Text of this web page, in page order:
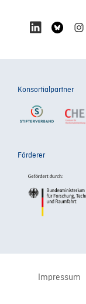
Konsortialpartner
Förderer
Impressum